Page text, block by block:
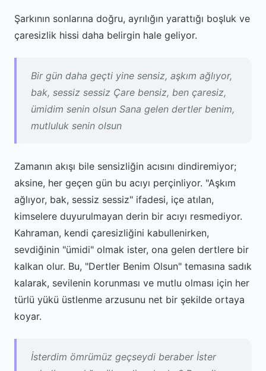
Şarkının sonlarına doğru, ayrılığın yarattığı boşluk ve
çaresizlik hissi daha belirgin hale geliyor.
Bir gün daha geçti yine sensiz, aşkım ağlıyor,
bak, sessiz sessiz Çare bensiz, ben çaresiz,
ümidim senin olsun Sana gelen dertler benim,
mutluluk senin olsun
Zamanın akışı bile sensizliğin acısını dindiremiyor;
aksine, her geçen gün bu acıyı perçinliyor. "Aşkım
ağlıyor, bak, sessiz sessiz" ifadesi, içe atılan,
kimselere duyurulmayan derin bir acıyı resmediyor.
Kahraman, kendi çaresizliğini kabullenirken,
sevdiğinin "ümidi" olmak ister, ona gelen dertlere bir
kalkan olur. Bu, "Dertler Benim Olsun" temasına sadık
kalarak, sevilenin korunması ve mutlu olması için her
türlü yükü üstlenme arzusunu net bir şekilde ortaya
koyar.
İsterdim ömrümüz geçseydi beraber İster